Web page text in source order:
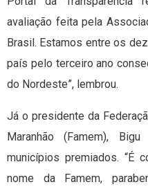
avaliação feita pela
Brasil. Estamos entre os
país pelo terceiro ano
do Nordeste”, lembrou.
Já o presidente da
Maranhão (Famem),
municípios premiados. “É
nome da Famem,